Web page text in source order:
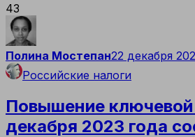
43
Полина Мостепан22 декабря
Российские налоги
Повышение ключевой
декабря 2023 года